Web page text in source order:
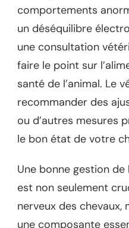
comportements
un déséquilibre
une consultation
faire le point sur
santé de l’animal. Le
recommander des
ou d’autres mesures
le bon état de votre
Une bonne gestion
est non seulement
nerveux des chevaux,
une composante